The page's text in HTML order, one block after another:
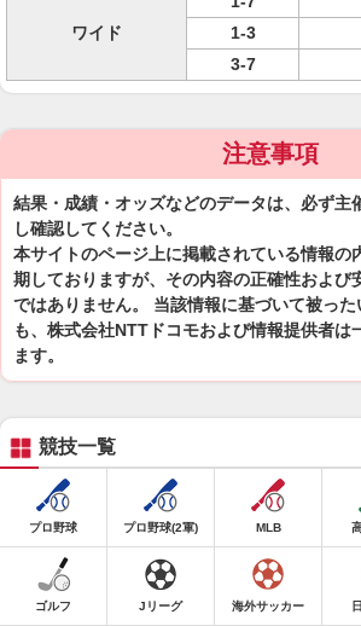
ワイド
1-3
3-7
注意事項
結果・成績・オッズなどのデータは、必ず主
し確認してください。
本サイトのページ上に掲載されている情報の
期しておりますが、その内容の正確性および
ではありません。 当該情報に基づいて被っ
も、株式会社NTTドコモおよび情報提供者は
ます。
競技一覧
プロ野球 プロ野球(2軍) MLB
ゴルフ Jリーグ 海外サッカー